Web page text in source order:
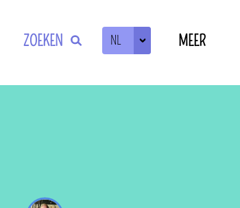
ZOEKEN NL MEER